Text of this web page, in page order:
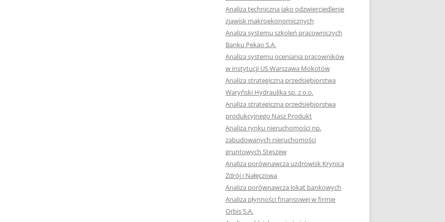
NAPISAĆ PRACĘ DYPLOMOWĄ
JAK PRZYGOTOWAĆ SIĘ DO
USTNEGO EGZAMINU
DYPLOMOWEGO?
HIPOTEZY W PRACACH
DYPLOMOWYCH
JAK PRZYGOTOWAĆ SIĘ DO
OBRONY PRACY DYPLOMOWEJ
Analiza techniczna jako odzwierciedlenie
zjawisk makroekonomicznych
Analiza systemu szkoleń pracowniczych
Banku Pekao S.A.
Analiza systemu oceniania pracowników
w instytucji US Warszawa Mokotów
Analiza strategiczna przedsiębiorstwa
Waryński Hydraulika sp. z o.o.
Analiza strategiczna przedsiębiorstwa
produkcyjnego Nasz Produkt
Analiza rynku nieruchomości np.
zabudowanych nieruchomości
gruntowych Stęszew
Analiza porównawcza uzdrowisk Krynica
Zdrój i Nałęczowa
Analiza porównawcza lokat bankowych
Analiza płynności finansowej w firmie
Orbis S.A.